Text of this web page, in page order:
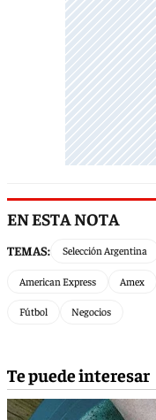
EN ESTA NOTA
TEMAS: Selección Argentina
American Express Amex
Fútbol Negocios